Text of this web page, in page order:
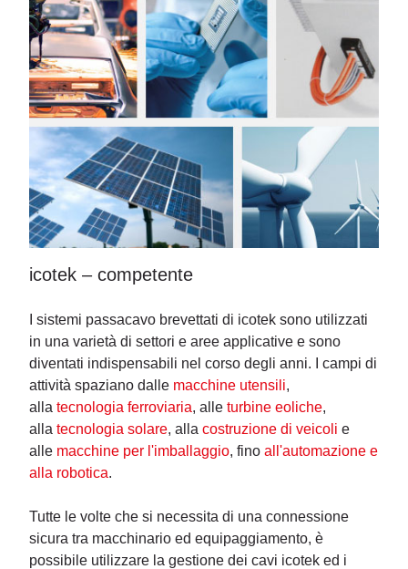
icotek – competente
I sistemi passacavo brevettati di icotek sono utilizzati
in una varietà di settori e aree applicative e sono
diventati indispensabili nel corso degli anni. I campi di
attività spaziano dalle macchine utensili,
alla tecnologia ferroviaria, alle turbine eoliche,
alla tecnologia solare, alla costruzione di veicoli e
alle macchine per l'imballaggio, fino all'automazione e
alla robotica.
Tutte le volte che si necessita di una connessione
sicura tra macchinario ed equipaggiamento, è
possibile utilizzare la gestione dei cavi icotek ed i